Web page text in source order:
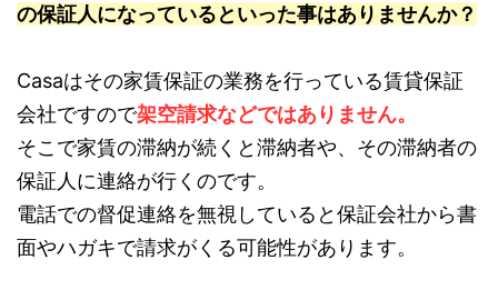
の保証人になっているといった事はありませんか？
Casaはその家賃保証の業務を行っている賃貸保証
会社ですので架空請求などではありません。
そこで家賃の滞納が続くと滞納者や、その滞納者の
保証人に連絡が行くのです。
電話での督促連絡を無視していると保証会社から書
面やハガキで請求がくる可能性があります。